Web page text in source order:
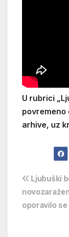
U rubrici
arhive, uz
Ljubuški
oporavilo